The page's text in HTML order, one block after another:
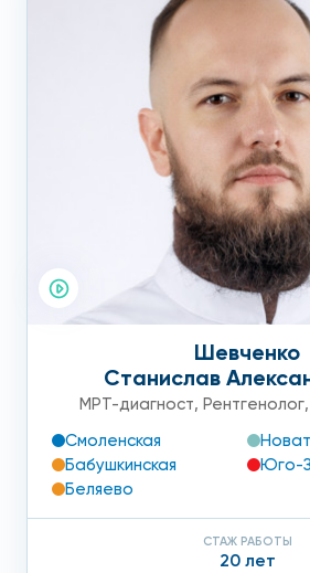
Шевченко
Станислав
МРТ-диагност, Рентгенолог,
Смоленская
Бабушкинская
Юго-
Беляево
СТАЖ РАБОТЫ
20 лет